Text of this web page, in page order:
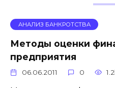
АНАЛИЗ БАНКРОТСТВА
Методы оценки
предприятия
06.06.2011 0